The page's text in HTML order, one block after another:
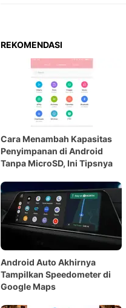
REKOMENDASI
Cara Menambah Kapasitas
Penyimpanan di Android
Tanpa MicroSD, Ini Tipsnya
Android Auto Akhirnya
Tampilkan Speedometer di
Google Maps